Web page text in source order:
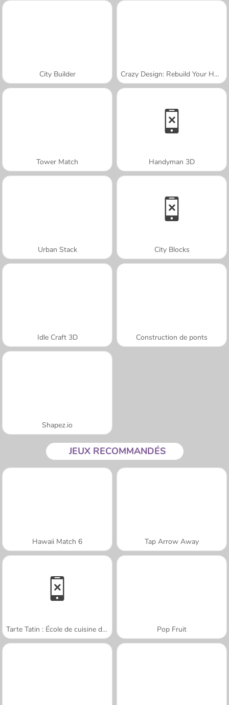
City Builder Crazy Design: Rebuild Your Home
Tower Match Handyman 3D
Urban Stack City Blocks
Idle Craft 3D Construction de ponts
Shapez.io
JEUX RECOMMANDÉS
Hawaii Match 6 Tap Arrow Away
Tarte Tatin : École de cuisine de Sara Pop Fruit